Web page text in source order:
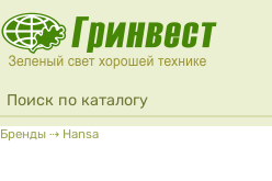
Перейти к основному содержанию
Форма поиска
Поиск
Вы здесь
Бренды ⇢ Hansa